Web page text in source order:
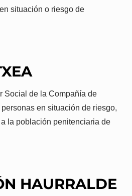
situación o riesgo de
Social de la Compañía de
en situación de riesgo,
la población penitenciaria de
HAURRALDE